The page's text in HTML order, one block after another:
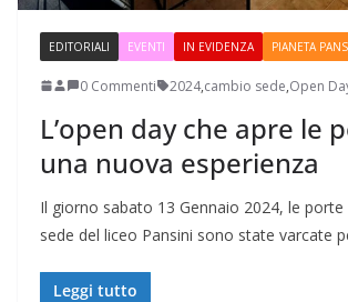
EDITORIALI EVENTI IN EVIDENZA PIANETA
0 Commenti 2024,cambio sede,Open
L’open day che apre le
una nuova esperienza
Il giorno sabato 13 Gennaio 2024, le porte
sede del liceo Pansini sono state varcate
Leggi tutto